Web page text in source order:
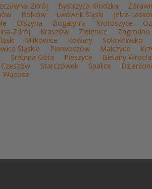
Zdrój Bystrzyca Kłodzka
Bolków Lwówek Śląski Jelcz-
Olszyna Bogatynia Krotoszyce
Zdrój Kraszów Zielenice Zagrodno
Miłkowice Kowary Sokołowsko
Śląskie Pierwoszów Malczyce
Srebrna Góra Pieszyce Bielany
Czeszów Starczówek Spalice
Wąsosz